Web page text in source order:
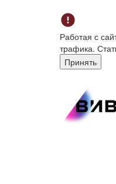
Работая с
трафика.
Принять